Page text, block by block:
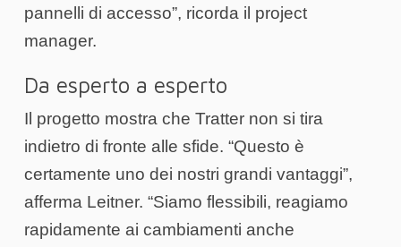
pannelli di accesso”, ricorda il project
manager.
Da esperto a esperto
Il progetto mostra che Tratter non si tira
indietro di fronte alle sfide. “Questo è
certamente uno dei nostri grandi vantaggi”,
afferma Leitner. “Siamo flessibili, reagiamo
rapidamente ai cambiamenti anche